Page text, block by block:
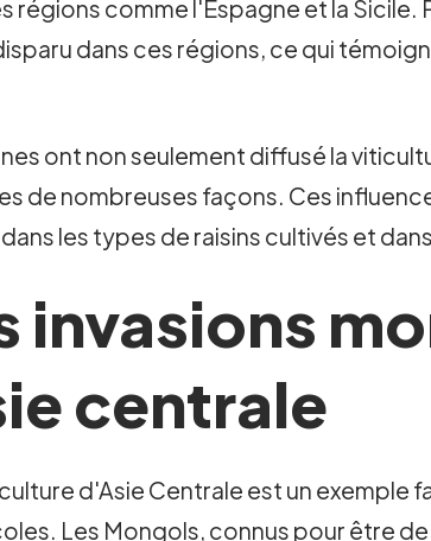
régions comme l'Espagne et la Sicile.
dans ces régions, ce qui
ont non seulement diffusé la
de nombreuses façons. Ces
les types de raisins cultivés et
invasions
centrale
d'Asie Centrale est un exemple
Les Mongols, connus pour être